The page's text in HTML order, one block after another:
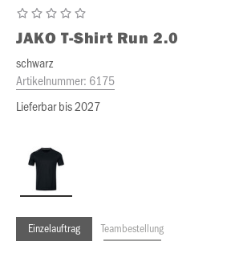
JAKO T-Shirt Run 2.0
schwarz
Artikelnummer: 6175
Lieferbar bis 2027
Einzelauftrag Teambestellung